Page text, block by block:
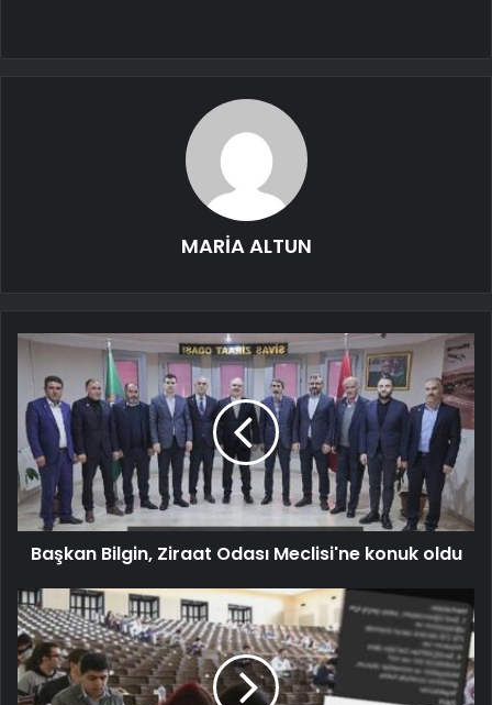
MARİA ALTUN
Başkan Bilgin, Ziraat Odası Meclisi'ne konuk oldu